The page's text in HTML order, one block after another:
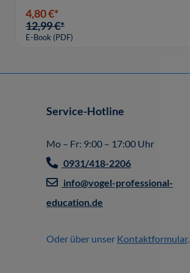
4,80 €*
12,99 €*
E-Book (PDF)
Service-Hotline
Mo – Fr: 9:00 – 17:00 Uhr
0931/418-2206
info@vogel-professional-
education.de
Oder über unser Kontaktformular.